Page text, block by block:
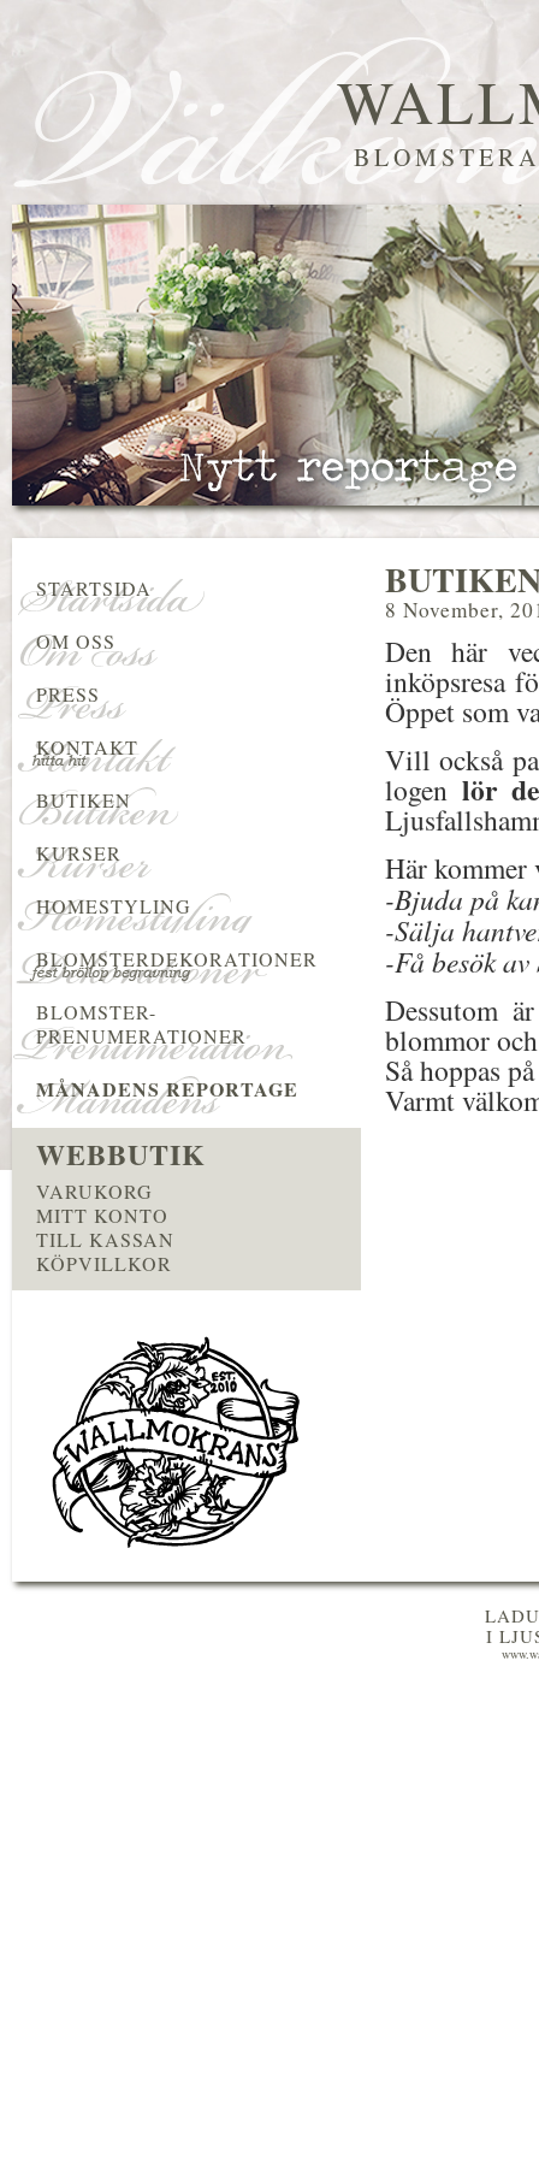
8 November,
Den här
inköpsresa
Öppet som
Vill också
logenlör
Här
-Bjuda på
-Sälja
-Få besök
Dessutom
blommor
Så hoppas
Varmt
STARTSIDA
OM OSS
PRESS
KONTAKT
BUTIKEN
KURSER
HOMESTYLING
BLOMSTERDEKORATIONER
BLOMSTER-
PRENUMERATIONER
MÅNADENS REPORTAGE
WEBBUTIK
VARUKORG
MITT KONTO
TILL KASSAN
KÖPVILLKOR
I